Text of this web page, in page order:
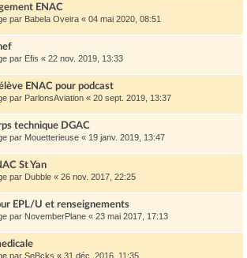
ENAC
par Babela Oveira « 04 mai 2020, 08:51
par Efis « 22 nov. 2019, 13:33
ENAC pour podcast
par ParlonsAviation « 20 sept. 2019, 13:37
technique DGAC
par Mouetterieuse « 19 janv. 2019, 13:47
St Yan
par Dubble « 26 nov. 2017, 22:25
EPL/U et renseignements
par NovemberPlane « 23 mai 2017, 17:13
par SeBcks « 31 déc. 2016, 11:35